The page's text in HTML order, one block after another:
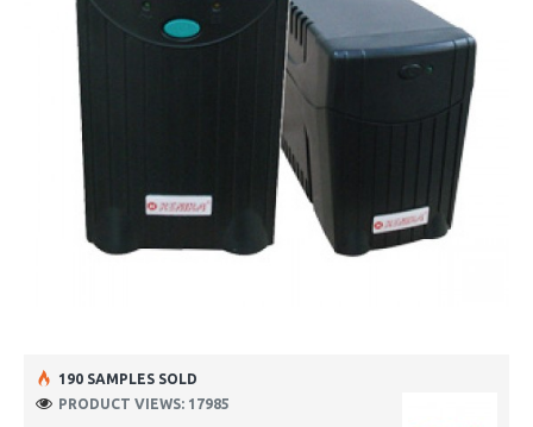
190 SAMPLES SOLD
PRODUCT VIEWS: 17985